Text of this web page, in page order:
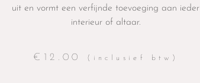
uit en vormt een verfijnde toevoeging aan ieder
interieur of altaar.
€ 12.00 (inclusief btw)